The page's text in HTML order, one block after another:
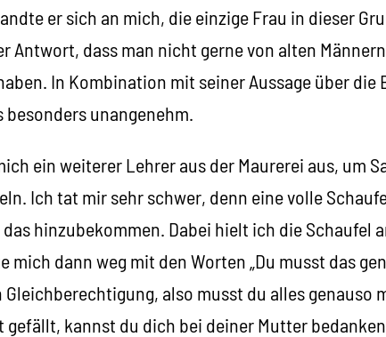
er sich an mich, die einzige Frau in dieser
Antwort, dass man nicht gerne von alten
In Kombination mit seiner Aussage über die
unangenehm.
ein weiterer Lehrer aus der Maurerei aus, um
Ich tat mir sehr schwer, denn eine volle
hinzubekommen. Dabei hielt ich die Schaufel
mich dann weg mit den Worten „Du musst das
also musst du alles genauso
gefällt, kannst du dich bei deiner Mutter